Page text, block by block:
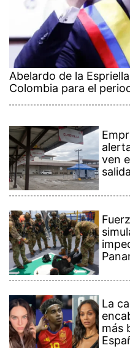
Abelardo de la
Colombia para el
ven
salida
La
más